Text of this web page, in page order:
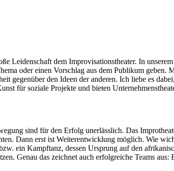
Leidenschaft dem Improvisationstheater. In
oder einen Vorschlag aus dem Publikum
gegenüber den Ideen der anderen. Ich liebe es
für soziale Projekte und bieten
sind für den Erfolg unerlässlich. Das
Dann erst ist Weiterentwicklung möglich. Wie
ein Kampftanz, dessen Ursprung auf den
Genau das zeichnet auch erfolgreiche Teams